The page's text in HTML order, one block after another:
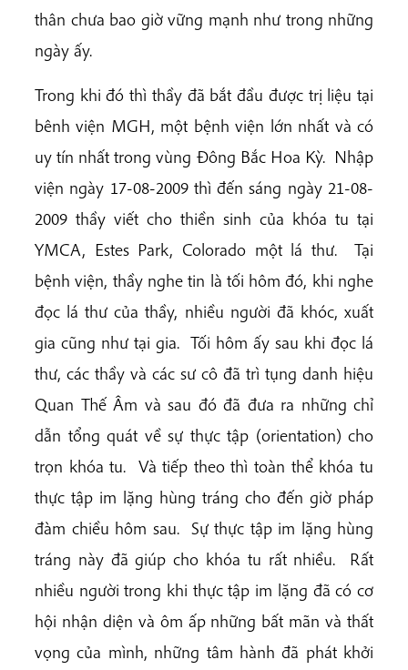
thân chưa bao giờ vững mạnh như trong những
ngày ấy.
Trong khi đó thì thầy đã bắt đầu được trị liệu tại
bênh viện MGH, một bệnh viện lớn nhất và có
uy tín nhất trong vùng Đông Bắc Hoa Kỳ. Nhập
viện ngày 17-08-2009 thì đến sáng ngày 21-08-
2009 thầy viết cho thiền sinh của khóa tu tại
YMCA, Estes Park, Colorado một lá thư. Tại
bệnh viện, thầy nghe tin là tối hôm đó, khi nghe
đọc lá thư của thầy, nhiều người đã khóc, xuất
gia cũng như tại gia. Tối hôm ấy sau khi đọc lá
thư, các thầy và các sư cô đã trì tụng danh hiệu
Quan Thế Âm và sau đó đã đưa ra những chỉ
dẫn tổng quát về sự thực tập (orientation) cho
trọn khóa tu. Và tiếp theo thì toàn thể khóa tu
thực tập im lặng hùng tráng cho đến giờ pháp
đàm chiều hôm sau. Sự thực tập im lặng hùng
tráng này đã giúp cho khóa tu rất nhiều. Rất
nhiều người trong khi thực tập im lặng đã có cơ
hội nhận diện và ôm ấp những bất mãn và thất
vọng của mình, những tâm hành đã phát khởi